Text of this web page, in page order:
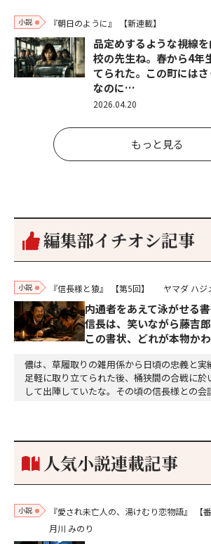
小説 『朝日のように』 【新連載】
品定めするような視線
校の先生ね。春から4
てられた。この町には
なのに…
2026.04.20
もっと見る
編集部イチオシ記事
小説 『信長様と猿』 【第5回】 ヤマダ ハジ
内通者をあえて泳がせる――
信長は、笑いながら藤吉
この書状、どれが本物か
儂は、草履取りの雑用係から日頃の忠義と実
足軽に取り立てられた後、桶狭間の合戦に於
して出陣していたな。その頃の信長様との会
り。どうして勝てたのか、未だにわかりま
人気小説連載記事
小説 『愛され未亡人の、湯けむり恋物語』
【
月川 みのり